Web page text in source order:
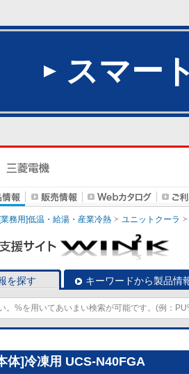
スマー
[業務用]低温・給湯・産業冷熱 ユニットクーラ
を探す キーワードから製品情
体]冷凍用 UCS-N40FGA